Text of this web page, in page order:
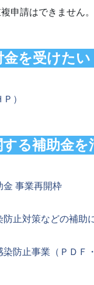
申請はできません。
金を受けたい
）
る補助金を
金 事業再開枠
止対策などの補助
防止事業（ＰＤＦ